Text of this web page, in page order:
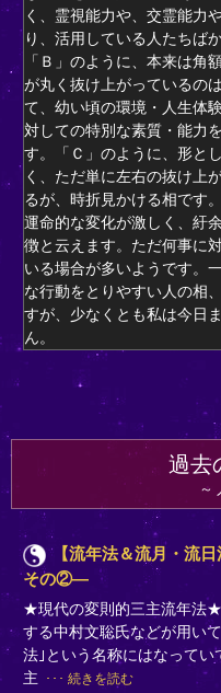
く、霊視能力や、交霊能力
り、活用している人たちばか
「Ｂ」のように、本来は角
が丸く抜け上がっているの
て、幼い頃の環境・人生体
対しての特別な素質・能力
す。「Ｃ」のように、形と
く、ただ単に左右の抜け上
るが、時折見かける相です
運命的な変化が激しく、紆
徴と云えます。ただ何事に
いる場合が多いようです。
な行動をとりやすい人の相
すが、少なくとも私は今日
ん。
過去
【流年法＆流月・流
その②―
★現代の変則的三主流年法
する中村文聡氏などが用い
法｣という名称にはなってい
主
続きを読む